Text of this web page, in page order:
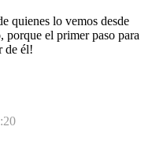
quienes lo vemos desde
porque el primer paso para
de él!